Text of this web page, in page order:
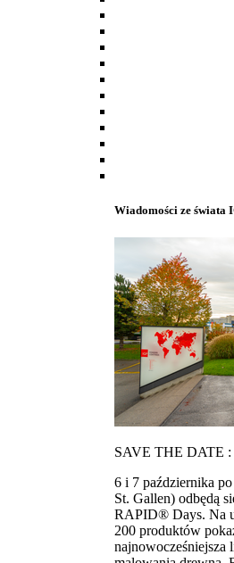
Wiadomości ze świata
SAVE THE DATE
6 i 7 października
St. Gallen) odbędą
RAPID® Days. Na
200 produktów
najnowocześniejsza